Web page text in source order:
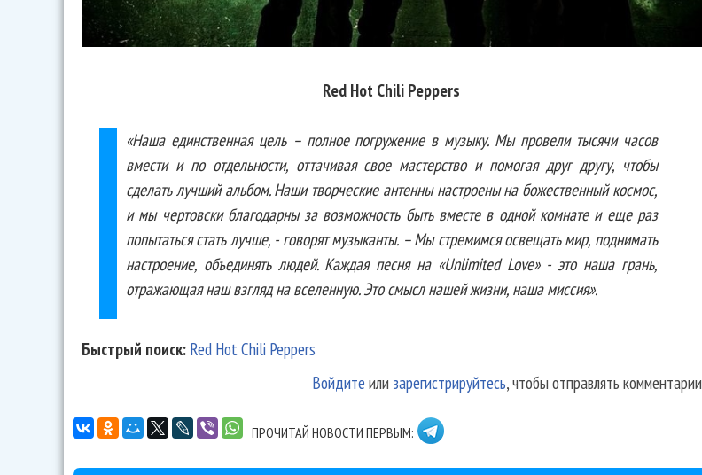
Red Hot Chili Peppers
«Наша единственная цель – полное погружение в музыку. Мы провели тысячи часов
вмести и по отдельности, оттачивая свое мастерство и помогая друг другу, чтобы
сделать лучший альбом. Наши творческие антенны настроены на божественный космос,
и мы чертовски благодарны за возможность быть вместе в одной комнате и еще раз
попытаться стать лучше, - говорят музыканты. – Мы стремимся освещать мир, поднимать
настроение, объединять людей. Каждая песня на «Unlimited Love» - это наша грань,
отражающая наш взгляд на вселенную. Это смысл нашей жизни, наша миссия».
Быстрый поиск: Red Hot Chili Peppers
Войдите или зарегистрируйтесь, чтобы отправлять комментарии
ПРОЧИТАЙ НОВОСТИ ПЕРВЫМ: